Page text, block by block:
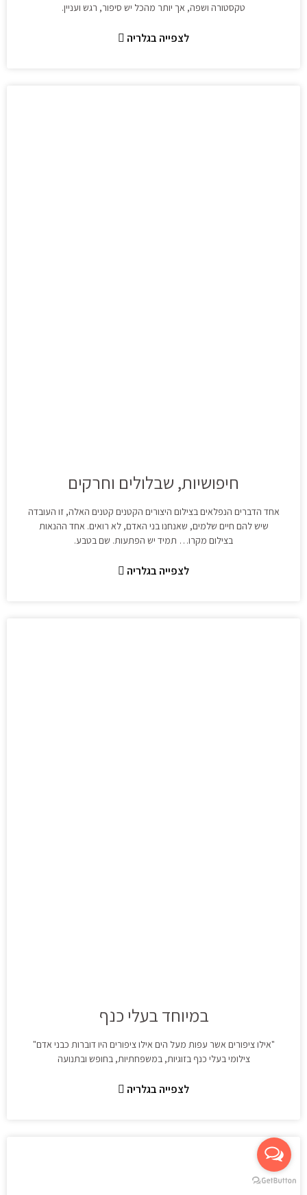
טקסטורה ושפה, אך יותר מהכל יש סיפור, רגש ועניין.
לצפייה בגלריה
חיפושיות, שבלולים וחרקים
אחד הדברים הנפלאים בצילום היצורים הקטנים קטנים האלה, זו העובדה
שיש להם חיים שלמים, שאנחנו בני האדם, לא רואים. אחד ההנאות
בצילום מקרו… תמיד יש הפתעות. שם בטבע.
לצפייה בגלריה
במיוחד בעלי כנף
"אילו ציפורים אשר עפות מעל הים אילו ציפורים היו דוברות כבני אדם"
צילומי בעלי כנף בזוגיות, במשפחתיות, בחופש ובתנועה
לצפייה בגלריה